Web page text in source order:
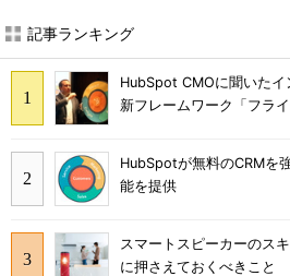
記事ランキング
HubSpot CMOに聞いた
新フレームワーク「フラ
HubSpotが無料のCRMを
能を提供
スマートスピーカーのス
に押さえておくべきこと